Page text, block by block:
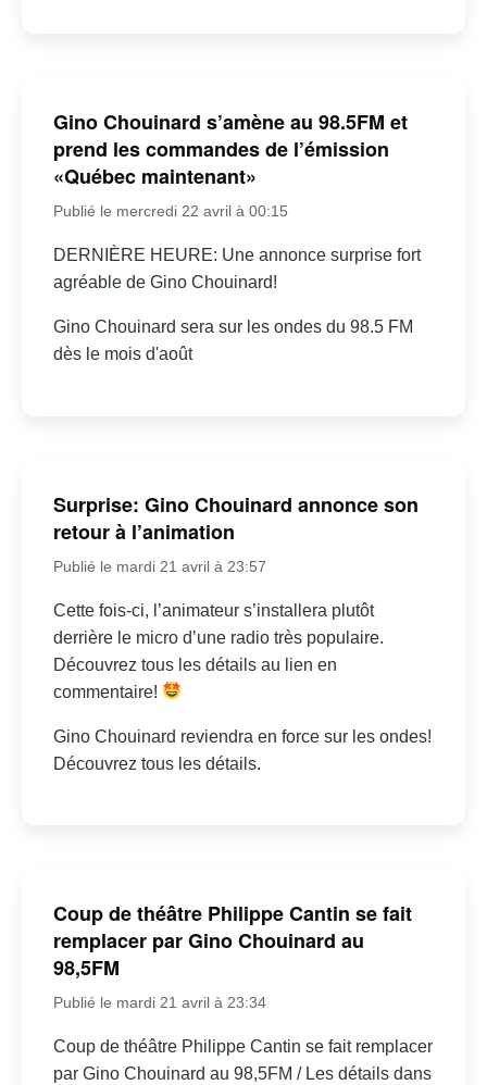
Gino Chouinard s’amène au 98.5FM et
prend les commandes de l’émission
«Québec maintenant»
Publié le mercredi 22 avril à 00:15
DERNIÈRE HEURE: Une annonce surprise fort
agréable de Gino Chouinard!
Gino Chouinard sera sur les ondes du 98.5 FM
dès le mois d'août
Surprise: Gino Chouinard annonce son
retour à l’animation
Publié le mardi 21 avril à 23:57
Cette fois-ci, l’animateur s’installera plutôt
derrière le micro d’une radio très populaire.
Découvrez tous les détails au lien en
commentaire!
Gino Chouinard reviendra en force sur les ondes!
Découvrez tous les détails.
Coup de théâtre Philippe Cantin se fait
remplacer par Gino Chouinard au
98,5FM
Publié le mardi 21 avril à 23:34
Coup de théâtre Philippe Cantin se fait remplacer
par Gino Chouinard au 98,5FM / Les détails dans